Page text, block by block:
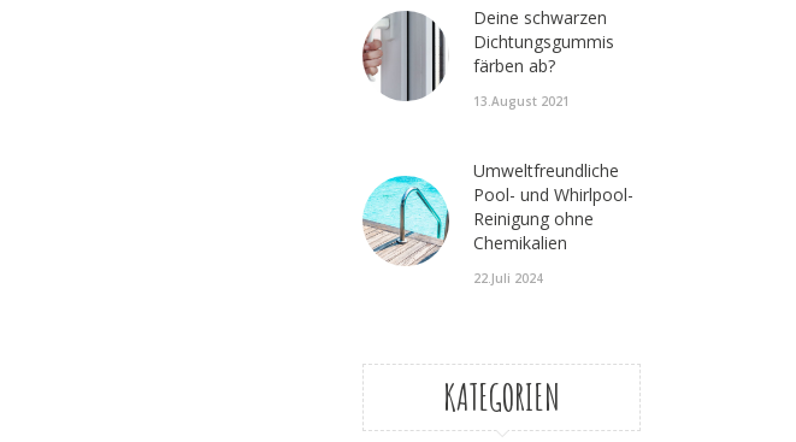
Deine schwarzen
Dichtungsgummis
färben ab?
13.August 2021
Umweltfreundliche
Pool- und Whirlpool-
Reinigung ohne
Chemikalien
22.Juli 2024
KATEGORIEN